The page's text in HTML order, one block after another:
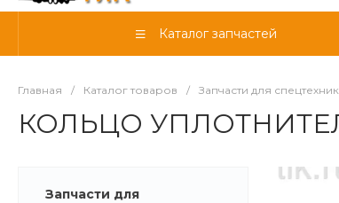
Каталог запчастей
Главная / Каталог товаров / Запчасти для
КОЛЬЦО
Запчасти для